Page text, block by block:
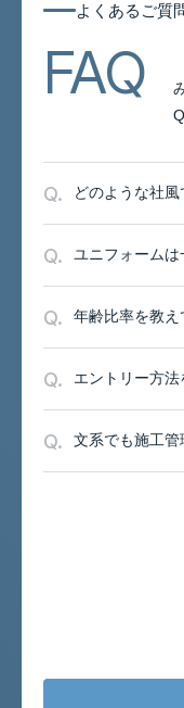
よくあるご
よくあるご質
FAQ
Q. どのような社風
Q. ユニフォームは
Q. 年齢比率を教え
Q. エントリー方
Q. 文系でも施工